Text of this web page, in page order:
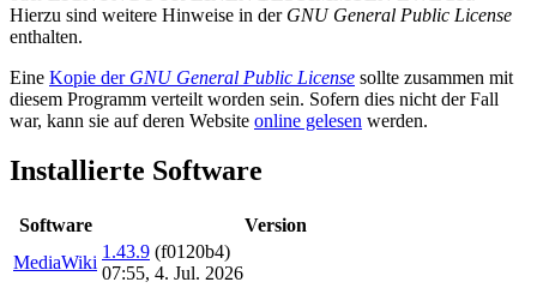
Hierzu sind weitere Hinweise in der GNU General Public License
enthalten.
Eine Kopie der GNU General Public License sollte zusammen mit
diesem Programm verteilt worden sein. Sofern dies nicht der Fall
war, kann sie auf deren Website online gelesen werden.
Installierte Software
Software
Version
MediaWiki
1.43.9 (f0120b4)
07:55, 4. Jul. 2026